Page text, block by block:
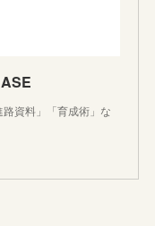
資料」「育成術」な